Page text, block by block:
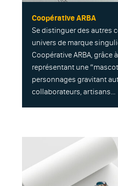
Coopérative ARBA
Se distinguer des autres
univers de marque
Coopérative ARBA, grâce
représentant une
personnages gravitant
collaborateurs, artisans…